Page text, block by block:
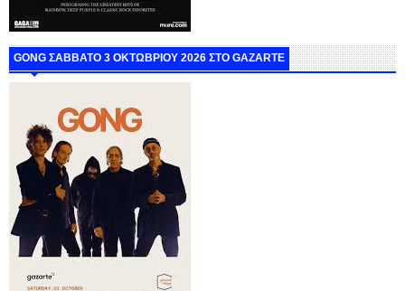
GONG ΣΑΒΒΑΤΟ 3 ΟΚΤΩΒΡΙΟΥ 2026 ΣΤΟ GAZARTE